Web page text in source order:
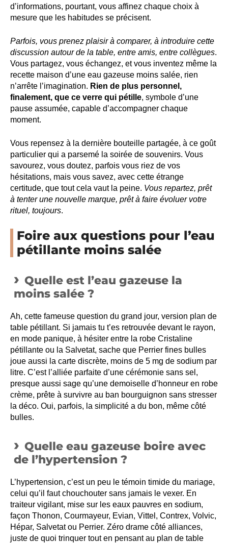
d’informations, pourtant, vous affinez chaque choix à
mesure que les habitudes se précisent.
Parfois, vous prenez plaisir à comparer, à introduire cette
discussion autour de la table, entre amis, entre collègues.
Vous partagez, vous échangez, et vous inventez même la
recette maison d’une eau gazeuse moins salée, rien
n’arrête l’imagination. Rien de plus personnel,
finalement, que ce verre qui pétille, symbole d’une
pause assumée, capable d’accompagner chaque
moment.
Vous repensez à la dernière bouteille partagée, à ce goût
particulier qui a parsemé la soirée de souvenirs. Vous
savourez, vous doutez, parfois vous riez de vos
hésitations, mais vous savez, avec cette étrange
certitude, que tout cela vaut la peine. Vous repartez, prêt
à tenter une nouvelle marque, prêt à faire évoluer votre
rituel, toujours.
Foire aux questions pour l’eau
pétillante moins salée
Quelle est l’eau gazeuse la
moins salée ?
Ah, cette fameuse question du grand jour, version plan de
table pétillant. Si jamais tu t’es retrouvée devant le rayon,
en mode panique, à hésiter entre la robe Cristaline
pétillante ou la Salvetat, sache que Perrier fines bulles
joue aussi la carte discrète, moins de 5 mg de sodium par
litre. C’est l’alliée parfaite d’une cérémonie sans sel,
presque aussi sage qu’une demoiselle d’honneur en robe
crème, prête à survivre au ban bourguignon sans stresser
la déco. Oui, parfois, la simplicité a du bon, même côté
bulles.
Quelle eau gazeuse boire avec
de l’hypertension ?
L’hypertension, c’est un peu le témoin timide du mariage,
celui qu’il faut chouchouter sans jamais le vexer. En
traiteur vigilant, mise sur les eaux pauvres en sodium,
façon Thonon, Courmayeur, Evian, Vittel, Contrex, Volvic,
Hépar, Salvetat ou Perrier. Zéro drame côté alliances,
juste de quoi trinquer tout en pensant au plan de table